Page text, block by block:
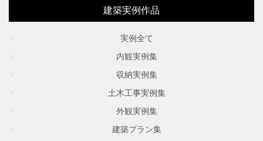
建築実例作品
実例全て
内観実例集
収納実例集
土木工事実例集
外観実例集
建築プラン集